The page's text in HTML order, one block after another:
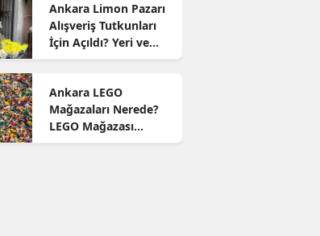
Ankara Limon Pazarı
Alışveriş Tutkunları
İçin Açıldı? Yeri ve
Konumu!
Ankara LEGO
Mağazaları Nerede?
LEGO Mağazası
Ankara Konumları!